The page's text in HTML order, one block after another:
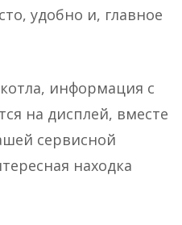
удобно и, главное
информация с
на дисплей, вместе
сервисной
находка